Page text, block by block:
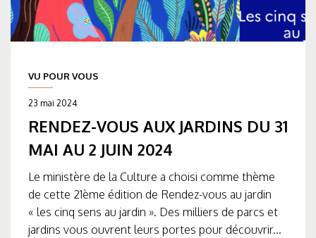
VU POUR VOUS
23 mai 2024
RENDEZ-VOUS AUX JARDINS DU 31
MAI AU 2 JUIN 2024
Le ministère de la Culture a choisi comme thème
de cette 21ème édition de Rendez-vous au jardin
« les cinq sens au jardin ». Des milliers de parcs et
jardins vous ouvrent leurs portes pour découvrir...